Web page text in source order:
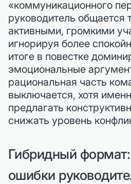
«коммуникационного
руководитель общается
активными, громкими
игнорируя более
итоге в повестке
эмоциональные
рациональная часть
выключается, хотя
предлагать
снижать уровень
Гибридный
ошибки